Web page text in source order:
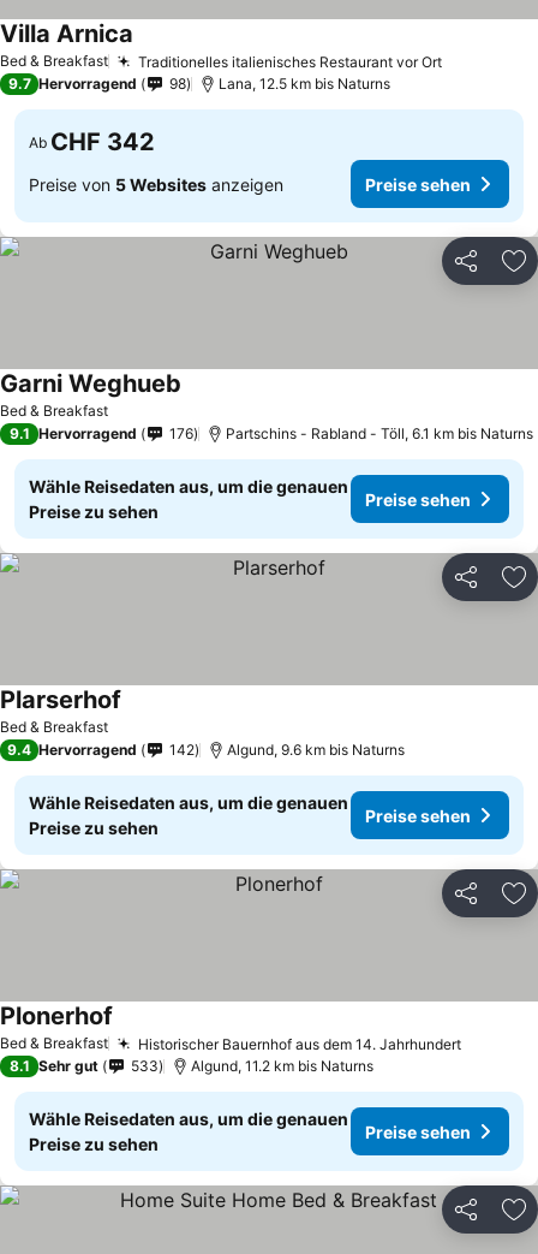
Bed & Breakfast Traditionelles italienisches Restaurant vor OrtPreise
Villa Arnica
9.7 Hervorragend 98 Lana, 12.5 km bis Naturns
Ab CHF 342
Preise von 5 Websites anzeigen Preise sehen
Teilen
Bed & Breakfast
Garni Weghueb
9.1 Hervorragend 176 Partschins - Rabland - Töll, 6.1 km bis Naturns
Wähle Reisedaten aus, um die genauen
Preise zu sehen
Preise sehen
Teilen
Bed & Breakfast
Plarserhof
9.4 Hervorragend 142 Algund, 9.6 km bis Naturns
Wähle Reisedaten aus, um die genauen
Preise zu sehen
Preise sehen
Teilen
Bed & Breakfast Historischer Bauernhof aus dem 14. JahrhundertPreise
Plonerhof
8.1 Sehr gut 533 Algund, 11.2 km bis Naturns
Wähle Reisedaten aus, um die genauen
Preise zu sehen
Preise sehen
Teilen